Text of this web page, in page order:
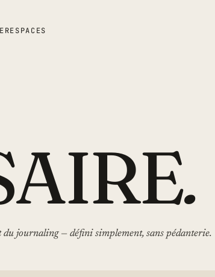
ESPACES
.
journaling — défini simplement, sans pédanterie.